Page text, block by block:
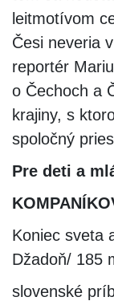
leitmotívom
Česi neveria
reportér
o Čechoch a
krajiny, s
spoločný
Pre deti a
Koniec sveta
Džadoň/ 185
slovenské